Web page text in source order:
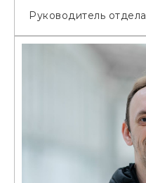
Руководитель отдела